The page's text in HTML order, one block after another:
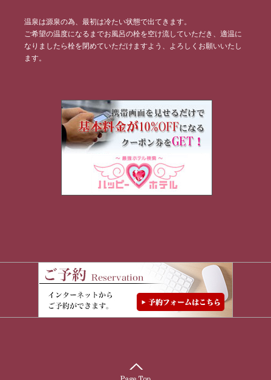
温泉は源泉の為、最初は冷たい状態で出てきます。
ご希望の温度になるまでお風呂の栓を空け流していただき、適温に
なりましたら栓を閉めていただけますよう、よろしくお願いいたし
ます。